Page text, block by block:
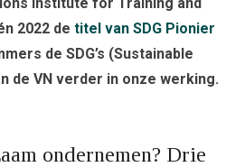
2022 detitel van SDG Pionier
de SDG’s (Sustainable
de VN verder in onze werking.
ondernemen? Drie